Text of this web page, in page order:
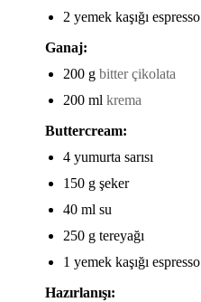
2 yemek kaşığı espresso
Ganaj:
200 g bitter çikolata
200 ml krema
Buttercream:
4 yumurta sarısı
150 g şeker
40 ml su
250 g tereyağı
1 yemek kaşığı espresso
Hazırlanışı: